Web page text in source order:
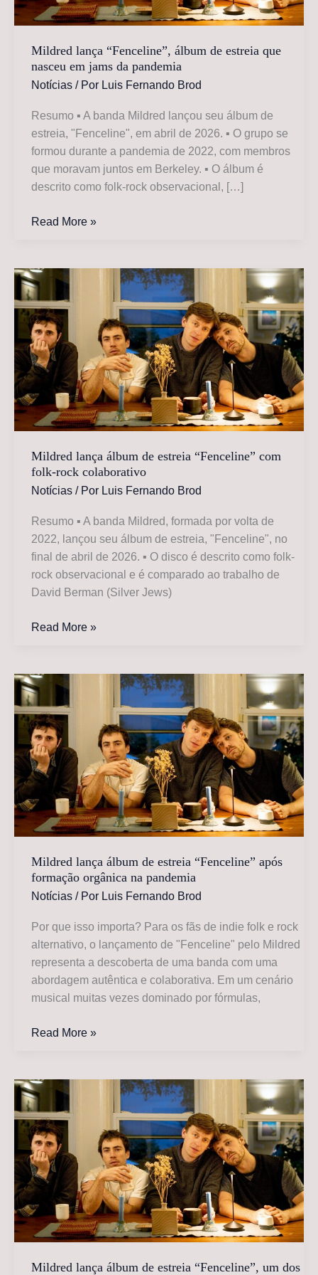
Mildred lança “Fenceline”, álbum de estreia que
nasceu em jams da pandemia
Notícias / Por Luis Fernando Brod
Resumo ▪ A banda Mildred lançou seu álbum de
estreia, "Fenceline", em abril de 2026. ▪ O grupo se
formou durante a pandemia de 2022, com membros
que moravam juntos em Berkeley. ▪ O álbum é
descrito como folk-rock observacional, […]
Mildred
álbum
de
estreia
que
nasceu
em
jams
da
pandemia
Read More »
Mildred lança álbum de estreia “Fenceline” com
folk-rock colaborativo
Notícias / Por Luis Fernando Brod
Resumo ▪ A banda Mildred, formada por volta de
2022, lançou seu álbum de estreia, "Fenceline", no
final de abril de 2026. ▪ O disco é descrito como folk-
rock observacional e é comparado ao trabalho de
David Berman (Silver Jews)
Mildred
de
estreia
“Fenceline”
com
folk-
rock
colaborativo
Read More »
Mildred lança álbum de estreia “Fenceline” após
formação orgânica na pandemia
Notícias / Por Luis Fernando Brod
Por que isso importa? Para os fãs de indie folk e rock
alternativo, o lançamento de "Fenceline" pelo Mildred
representa a descoberta de uma banda com uma
abordagem autêntica e colaborativa. Em um cenário
musical muitas vezes dominado por fórmulas,
Mildred
de
estreia
“Fenceline”
após
formação
orgânica
na
pandemia
Read More »
Mildred lança álbum de estreia “Fenceline”, um dos